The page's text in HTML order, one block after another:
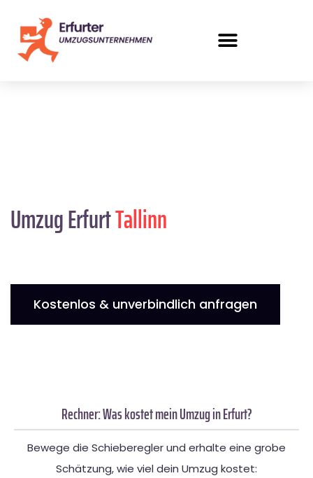
Umzug ErfurtTallinn
Kostenlos & unverbindlich anfragen
Rechner: Was kostet mein Umzug in Erfurt?
Bewege die Schieberegler und erhalte eine grobe
Schätzung, wie viel dein Umzug kostet: